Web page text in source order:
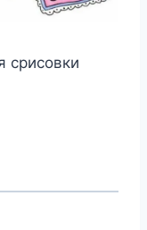
срисовки